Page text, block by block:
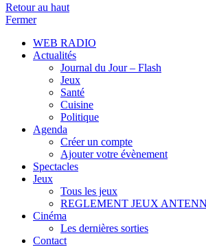
Retour au haut
Fermer
WEB RADIO
Actualités
Journal du Jour – Flash
Jeux
Santé
Cuisine
Politique
Agenda
Créer un compte
Ajouter votre évènement
Spectacles
Jeux
Tous les jeux
REGLEMENT JEUX
Cinéma
Les dernières sorties
Contact